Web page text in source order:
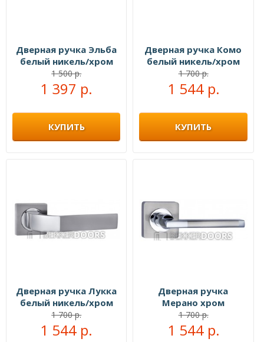
Дверная ручка Эльба
белый никель/хром
1 500 р.
1 397 р.
КУПИТЬ
Дверная ручка Комо
белый никель/хром
1 700 р.
1 544 р.
КУПИТЬ
Дверная ручка Лукка
белый никель/хром
1 700 р.
1 544 р.
Дверная ручка
Мерано хром
1 700 р.
1 544 р.